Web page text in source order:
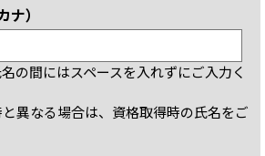
）
の間にはスペースを入れずにご入力く
異なる場合は、資格取得時の氏名をご